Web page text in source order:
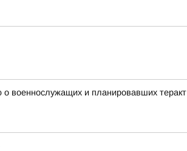
и планировавших теракт